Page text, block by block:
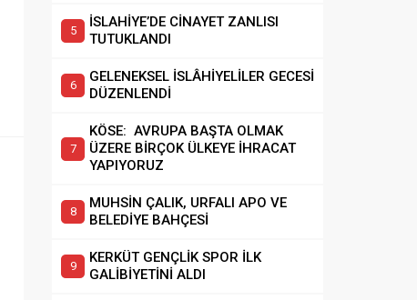
İSLAHİYE’DE CİNAYET ZANLISI
TUTUKLANDI
GELENEKSEL İSLÂHİYELİLER GECESİ
DÜZENLENDİ
KÖSE: AVRUPA BAŞTA OLMAK
ÜZERE BİRÇOK ÜLKEYE İHRACAT
YAPIYORUZ
MUHSİN ÇALIK, URFALI APO VE
BELEDİYE BAHÇESİ
KERKÜT GENÇLİK SPOR İLK
GALİBİYETİNİ ALDI